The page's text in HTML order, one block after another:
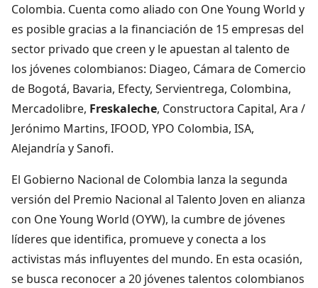
Colombia. Cuenta como aliado con One Young World y
es posible gracias a la financiación de 15 empresas del
sector privado que creen y le apuestan al talento de
los jóvenes colombianos: Diageo, Cámara de Comercio
de Bogotá, Bavaria, Efecty, Servientrega, Colombina,
Mercadolibre, Freskaleche, Constructora Capital, Ara /
Jerónimo Martins, IFOOD, YPO Colombia, ISA,
Alejandría y Sanofi.
El Gobierno Nacional de Colombia lanza la segunda
versión del Premio Nacional al Talento Joven en alianza
con One Young World (OYW), la cumbre de jóvenes
líderes que identifica, promueve y conecta a los
activistas más influyentes del mundo. En esta ocasión,
se busca reconocer a 20 jóvenes talentos colombianos